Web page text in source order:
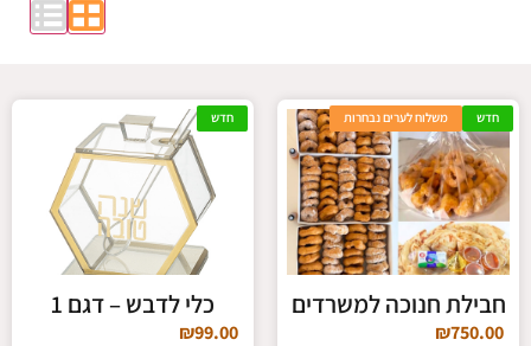
חדש משלוח לערים נבחרות
חבילת חנוכה למשרדים
₪750.00
חדש
כלי לדבש – דגם 1
₪99.00